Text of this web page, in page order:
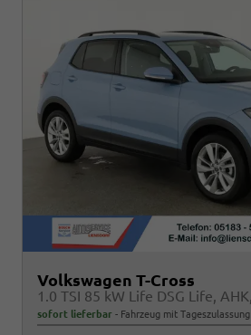
Volkswagen T-Cross
sofort lieferbar Fahrzeug mit Tageszulassung